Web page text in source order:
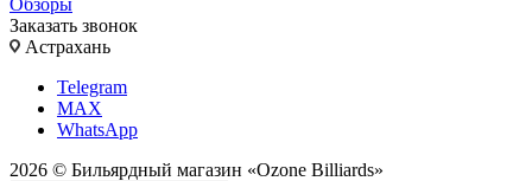
Заказать звонок
Астрахань
Telegram
MAX
WhatsApp
2026 © Бильярдный магазин «Ozone Billiards»